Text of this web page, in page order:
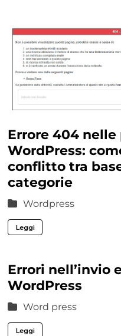
Errore 404
WordPress:
conflitto tra
categorie
Wordpress
Leggi
Errori nell’invio
WordPress
Word press
Leggi